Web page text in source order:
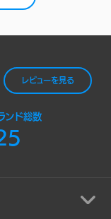
レビューを見る
ンド総数